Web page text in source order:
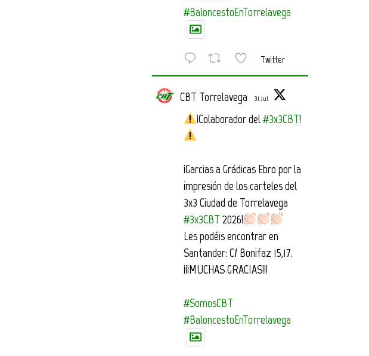
#BaloncestoEnTorrelavega
Twitter
CBT Torrelavega 31 Jul
¡Colaborador del#3x3CBT!
¡Garcias a Grádicas Ebro por la
impresión de los carteles del
3x3 Ciudad de Torrelavega
#3x3CBT 2026!
Les podéis encontrar en
Santander: C/ Bonifaz 15,17.
¡¡¡MUCHAS GRACIAS!!!
#SomosCBT
#BaloncestoEnTorrelavega